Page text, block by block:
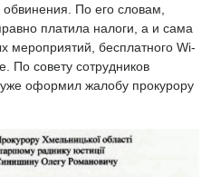
По его словам,
платила налоги, а и сама
мероприятий, бесплатного Wi-
По совету сотрудников
оформил жалобу прокурору